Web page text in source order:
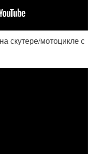
скутере/мотоцикле с